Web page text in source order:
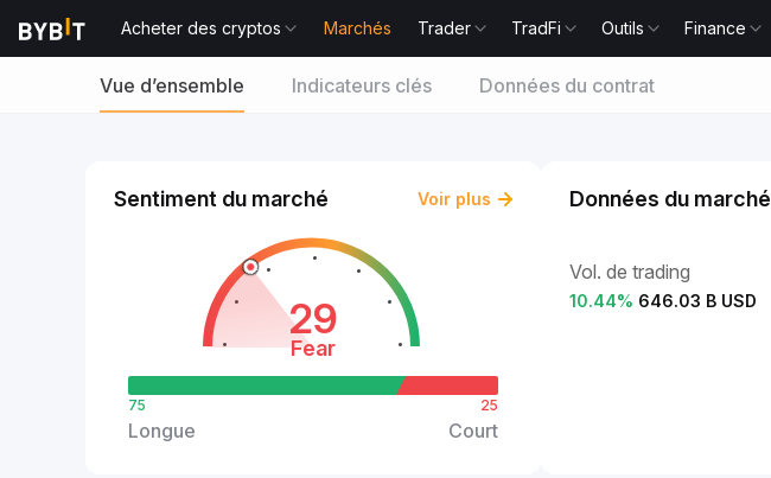
Acheter des cryptos Marchés Trader TradFi Outils Finance
Vue d’ensemble Indicateurs clés Données du contrat
Sentiment du marché Voir plus
29
Fear
75
Longue
25
Court
Données du marché
Vol. de trading
10.44% 646.03 B USD